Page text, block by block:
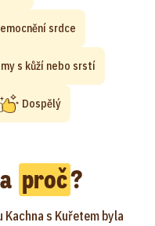
srdce
s kůží nebo srstí
Dospělý
proč?
Kachna s Kuřetem byla